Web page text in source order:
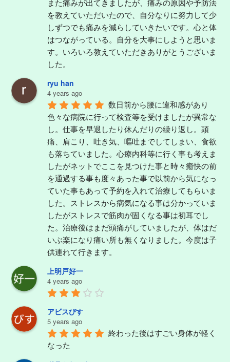
を教えていただいたので、自分なりに努力して少
しずつでも痛みを減らしていきたいです。心と体
はつながっている。自分を大事にしようと思いま
す。いろいろ教えていただきありがとうございま
した。
ryu han
4 years ago
数日前から腰に違和感があり
色々な病院に行って検査等を受けましたが異常な
し。仕事を早退したり休んだりの繰り返し。頭
痛、肩こり、吐き気、嘔吐までしてしまい、食欲
も落ちていました。心療内科等に行く事も考えま
したがネットでここを見つけた事と時々癒快の前
を通過する事も度々あった事で以前から気になっ
ていた事もあって予約を入れて治療してもらいま
した。ストレスから病気になる事は分かっていま
したがストレスで筋肉が固くなる事は初耳でし
た。治療後はまだ頭痛がしていましたが、体はだ
いぶ楽になり痛い所も無くなりました。今度は子
供連れて行きます。
上明戸好一
4 years ago
アビスびす
5 years ago
終わった後はすごい身体が軽く
なった